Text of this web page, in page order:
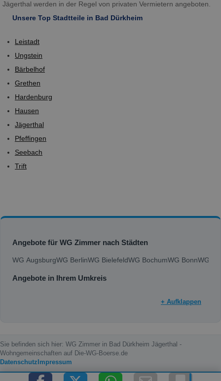
Jägerthal werden in der Regel von privaten Vermietern angeboten.
Unsere Top Stadtteile in Bad Dürkheim
Leistadt
Ungstein
Bärbelhof
Grethen
Hardenburg
Hausen
Jägerthal
Pfeffingen
Seebach
Trift
Angebote für WG Zimmer nach Städten
WG AugsburgWG BerlinWG BielefeldWG BochumWG BonnWG
Angebote in Ihrem Umkreis
+ Aufklappen
Sie befinden sich hier: WG Zimmer in Bad Dürkheim Jägerthal -
Wohngemeinschaften auf Die-WG-Boerse.de
Datenschutz Impressum